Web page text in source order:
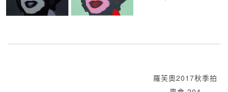
羅芙奧2017秋季拍